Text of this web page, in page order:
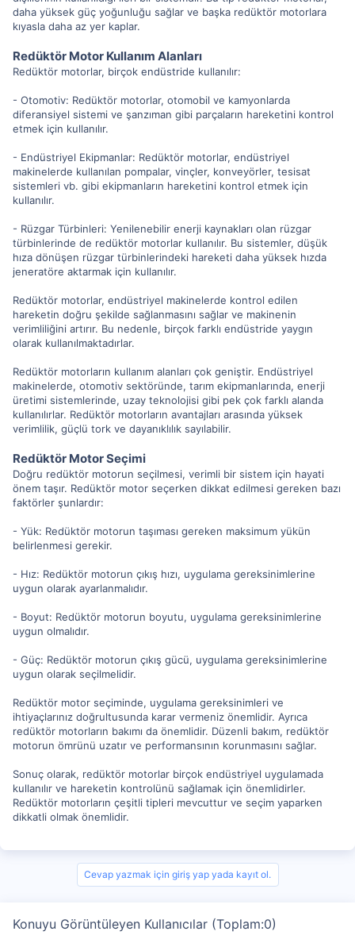
daha yüksek güç yoğunluğu sağlar ve başka redüktör motorlara
kıyasla daha az yer kaplar.
Redüktör Motor Kullanım Alanları
Redüktör motorlar, birçok endüstride kullanılır:
- Otomotiv: Redüktör motorlar, otomobil ve kamyonlarda
diferansiyel sistemi ve şanzıman gibi parçaların hareketini kontrol
etmek için kullanılır.
- Endüstriyel Ekipmanlar: Redüktör motorlar, endüstriyel
makinelerde kullanılan pompalar, vinçler, konveyörler, tesisat
sistemleri vb. gibi ekipmanların hareketini kontrol etmek için
kullanılır.
- Rüzgar Türbinleri: Yenilenebilir enerji kaynakları olan rüzgar
türbinlerinde de redüktör motorlar kullanılır. Bu sistemler, düşük
hıza dönüşen rüzgar türbinlerindeki hareketi daha yüksek hızda
jeneratöre aktarmak için kullanılır.
Redüktör motorlar, endüstriyel makinelerde kontrol edilen
hareketin doğru şekilde sağlanmasını sağlar ve makinenin
verimliliğini artırır. Bu nedenle, birçok farklı endüstride yaygın
olarak kullanılmaktadırlar.
Redüktör motorların kullanım alanları çok geniştir. Endüstriyel
makinelerde, otomotiv sektöründe, tarım ekipmanlarında, enerji
üretimi sistemlerinde, uzay teknolojisi gibi pek çok farklı alanda
kullanılırlar. Redüktör motorların avantajları arasında yüksek
verimlilik, güçlü tork ve dayanıklılık sayılabilir.
Redüktör Motor Seçimi
Doğru redüktör motorun seçilmesi, verimli bir sistem için hayati
önem taşır. Redüktör motor seçerken dikkat edilmesi gereken bazı
faktörler şunlardır:
- Yük: Redüktör motorun taşıması gereken maksimum yükün
belirlenmesi gerekir.
- Hız: Redüktör motorun çıkış hızı, uygulama gereksinimlerine
uygun olarak ayarlanmalıdır.
- Boyut: Redüktör motorun boyutu, uygulama gereksinimlerine
uygun olmalıdır.
- Güç: Redüktör motorun çıkış gücü, uygulama gereksinimlerine
uygun olarak seçilmelidir.
Redüktör motor seçiminde, uygulama gereksinimleri ve
ihtiyaçlarınız doğrultusunda karar vermeniz önemlidir. Ayrıca
redüktör motorların bakımı da önemlidir. Düzenli bakım, redüktör
motorun ömrünü uzatır ve performansının korunmasını sağlar.
Sonuç olarak, redüktör motorlar birçok endüstriyel uygulamada
kullanılır ve hareketin kontrolünü sağlamak için önemlidirler.
Redüktör motorların çeşitli tipleri mevcuttur ve seçim yaparken
dikkatli olmak önemlidir.
Cevap yazmak için giriş yap yada kayıt ol.
Konuyu Görüntüleyen Kullanıcılar (Toplam:0)